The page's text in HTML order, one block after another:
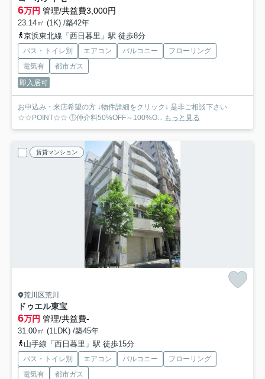
6万円 管理/共益費3,000円
23.14㎡ (1K) /築42年
京浜東北線「西日暮里」駅 徒歩8分
バス・トイレ別 エアコン バルコニー
フローリング
電気有
都市ガス
即入居可
お申込み・来店希望の方 ↓物件詳細をクリック↓ 是非ご相談下さい
☆☆POINT☆☆ ①仲介料50%OFF～100%O...
もっと見る
賃貸マンション
荒川区荒川
ドゥエル東宝
6万円 管理/共益費-
31.00㎡ (1LDK) /築45年
山手線「西日暮里」駅 徒歩15分
バス・トイレ別 エアコン バルコニー
フローリング
電気有
都市ガス